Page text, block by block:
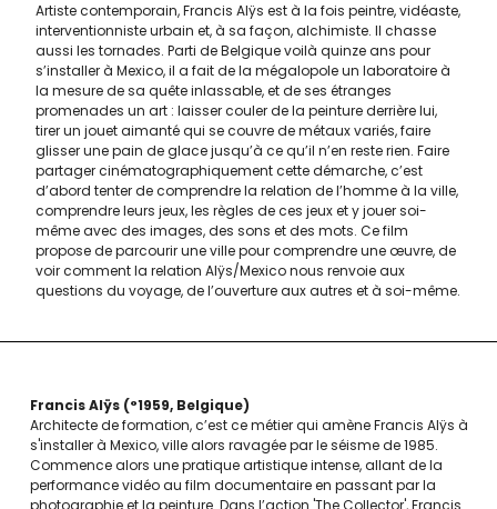
Artiste contemporain, Francis Alÿs est à la fois peintre, vidéaste,
interventionniste urbain et, à sa façon, alchimiste. Il chasse
aussi les tornades. Parti de Belgique voilà quinze ans pour
s’installer à Mexico, il a fait de la mégalopole un laboratoire à
la mesure de sa quête inlassable, et de ses étranges
promenades un art : laisser couler de la peinture derrière lui,
tirer un jouet aimanté qui se couvre de métaux variés, faire
glisser une pain de glace jusqu’à ce qu’il n’en reste rien. Faire
partager cinématographiquement cette démarche, c’est
d’abord tenter de comprendre la relation de l’homme à la ville,
comprendre leurs jeux, les règles de ces jeux et y jouer soi-
même avec des images, des sons et des mots. Ce film
propose de parcourir une ville pour comprendre une œuvre, de
voir comment la relation Alÿs/Mexico nous renvoie aux
questions du voyage, de l’ouverture aux autres et à soi-même.
Francis Alÿs °1959 Belgique
Architecte de formation, c’est ce métier qui amène Francis Alÿs à
s'installer à Mexico, ville alors ravagée par le séisme de 1985.
Commence alors une pratique artistique intense, allant de la
performance vidéo au film documentaire en passant par la